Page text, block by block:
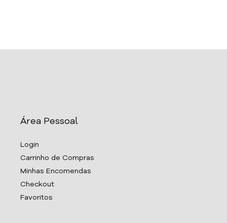
Área Pessoal
Login
Carrinho de Compras
Minhas Encomendas
Checkout
Favoritos